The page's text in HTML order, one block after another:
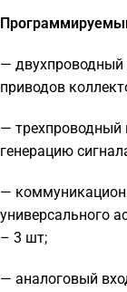
— двухпроводный
приводов
—
генерацию
—
универсального
– 3 шт;
— аналоговый